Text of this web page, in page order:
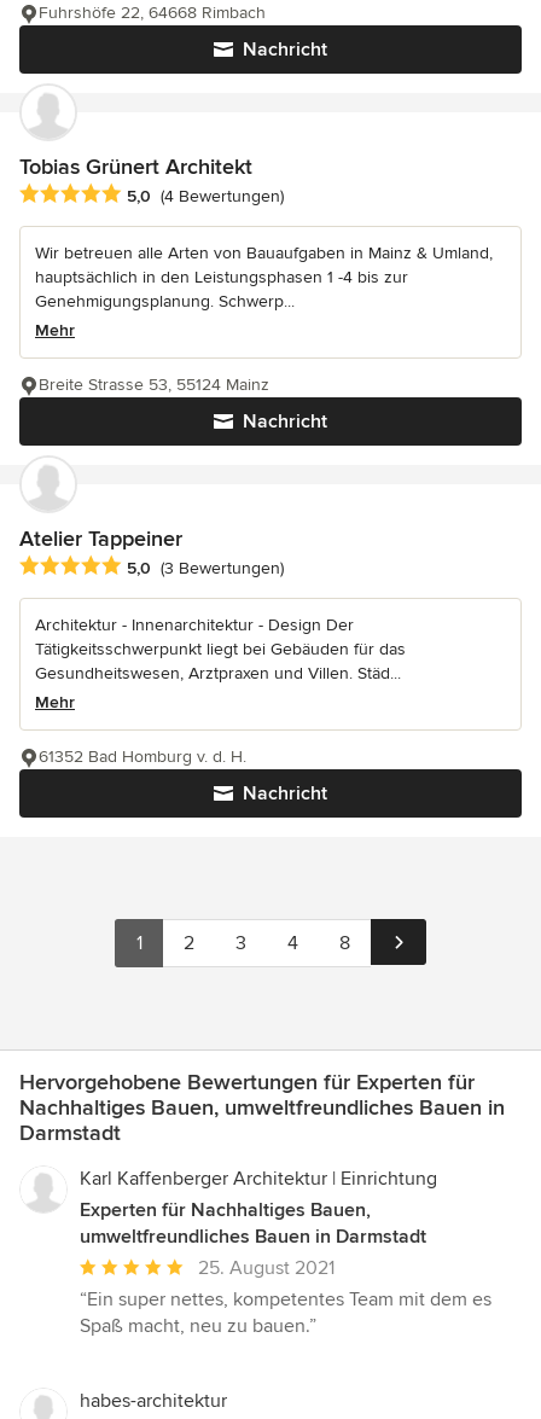
Nachricht
Fuhrshöfe 22, 64668 Rimbach
Tobias Grünert Architekt
Durchschnittliche Bewertung: 5 von 5 Sternen
5,0 (4 Bewertungen)
Wir betreuen alle Arten von Bauaufgaben in Mainz & Umland,
hauptsächlich in den Leistungsphasen 1 -4 bis zur
Genehmigungsplanung. Schwerp...
Mehr
Nachricht
Breite Strasse 53, 55124 Mainz
Atelier Tappeiner
Durchschnittliche Bewertung: 5 von 5 Sternen
5,0 (3 Bewertungen)
Architektur - Innenarchitektur - Design Der
Tätigkeitsschwerpunkt liegt bei Gebäuden für das
Gesundheitswesen, Arztpraxen und Villen. Städ...
Mehr
Nachricht
61352 Bad Homburg v. d. H.
1 2 3 4 8
Hervorgehobene Bewertungen für Experten für
Nachhaltiges Bauen, umweltfreundliches Bauen in
Darmstadt
Karl Kaffenberger Architektur | Einrichtung
Experten für Nachhaltiges Bauen,
umweltfreundliches Bauen in Darmstadt
Durchschnittliche
Bewertung:
5
Sternen
25. August 2021
“Ein super nettes, kompetentes Team mit dem es
Spaß macht, neu zu bauen.”
habes-architektur